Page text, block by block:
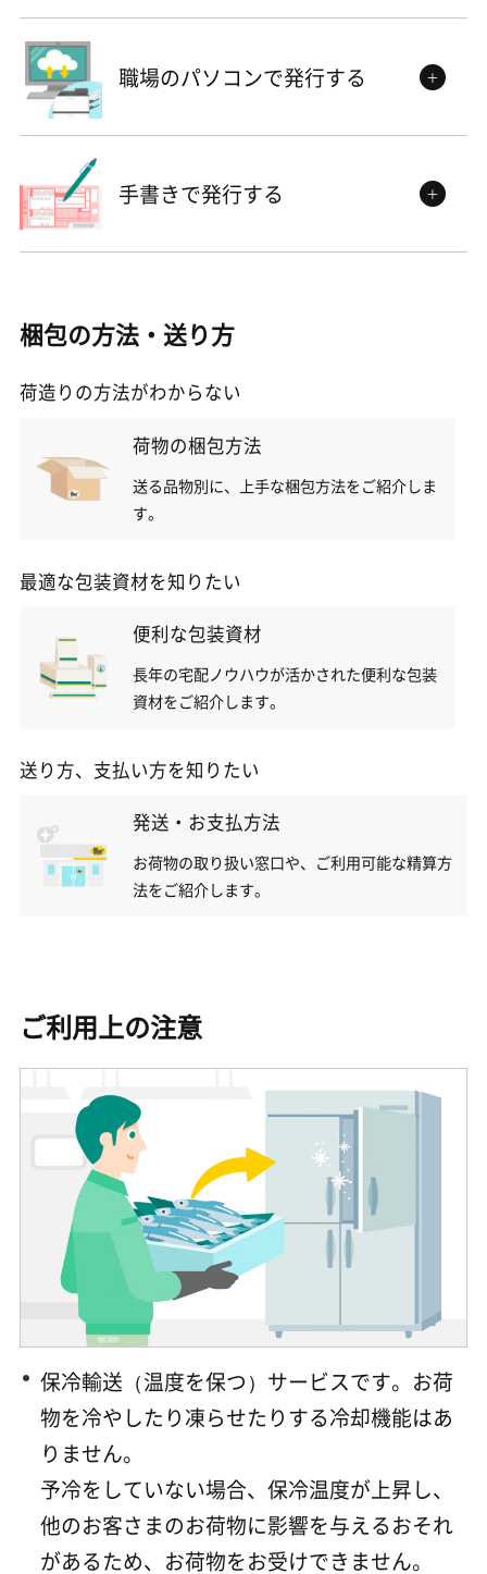
職場のパソコンで発行する ＋
手書きで発行する ＋
梱包の方法・送り方
荷造りの方法がわからない
荷物の梱包方法
送る品物別に、上手な梱包方法をご紹介しま
す。
最適な包装資材を知りたい
便利な包装資材
長年の宅配ノウハウが活かされた便利な包装
資材をご紹介します。
送り方、支払い方を知りたい
発送・お支払方法
お荷物の取り扱い窓口や、ご利用可能な精算方
法をご紹介します。
ご利用上の注意
保冷輸送（温度を保つ）サービスです。お荷
物を冷やしたり凍らせたりする冷却機能はあ
りません。
予冷をしていない場合、保冷温度が上昇し、
他のお客さまのお荷物に影響を与えるおそれ
があるため、お荷物をお受けできません。